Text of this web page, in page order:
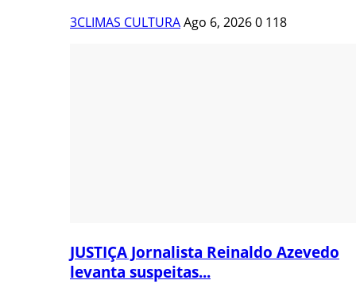
3CLIMAS CULTURAAgo 6, 20260 118
JUSTIÇA Jornalista Reinaldo Azevedo
levanta suspeitas...